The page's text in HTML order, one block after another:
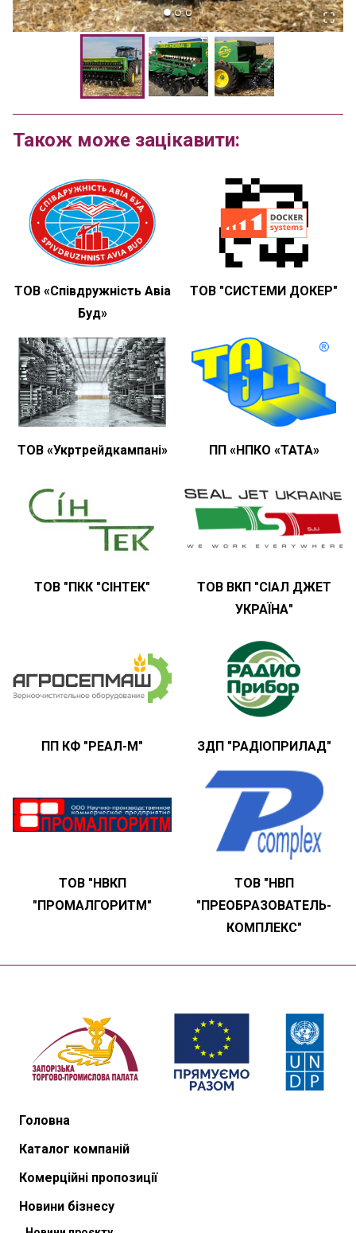
Також може зацікавити:
ТОВ «Співдружність Авіа
Буд»
ТОВ "СИСТЕМИ ДОКЕР"
ТОВ «Укртрейдкампані» ПП «НПКО «ТАТА»
ТОВ "ПКК "СІНТЕК"
ТОВ ВКП "СІАЛ ДЖЕТ
УКРАЇНА"
ПП КФ "РЕАЛ-М" ЗДП "РАДІОПРИЛАД"
ТОВ "НВКП
"ПРОМАЛГОРИТМ"
ТОВ "НВП
"ПРЕОБРАЗОВАТЕЛЬ-
КОМПЛЕКС"
Головна
Каталог компаній
Комерційні пропозиції
Новини бізнесу